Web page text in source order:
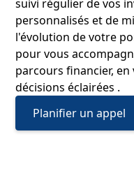
suivi régulier de vos
personnalisés et de
l'évolution de votre
pour vous
parcours financier,
décisions éclairées .
Planifier un appel